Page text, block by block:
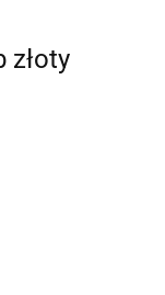
złoty